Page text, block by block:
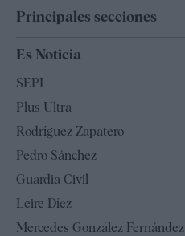
Principales secciones
España
Televisión
Es Noticia
SEPI
Plus Ultra
Rodríguez Zapatero
Pedro Sánchez
Guardia Civil
Leire Díez
Mercedes González Fernández